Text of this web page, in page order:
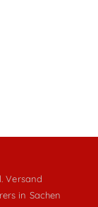
Versand
in Sachen